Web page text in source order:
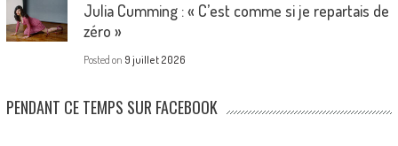
Julia Cumming : « C’est comme si je repartais de
zéro »
Posted on 9 juillet 2026
PENDANT CE TEMPS SUR FACEBOOK